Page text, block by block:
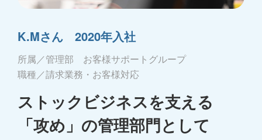
K.Mさん 2020年入社
所属／管理部 お客様サポートグループ
職種／請求業務・お客様対応
ストックビジネスを支える
「攻め」の管理部門として